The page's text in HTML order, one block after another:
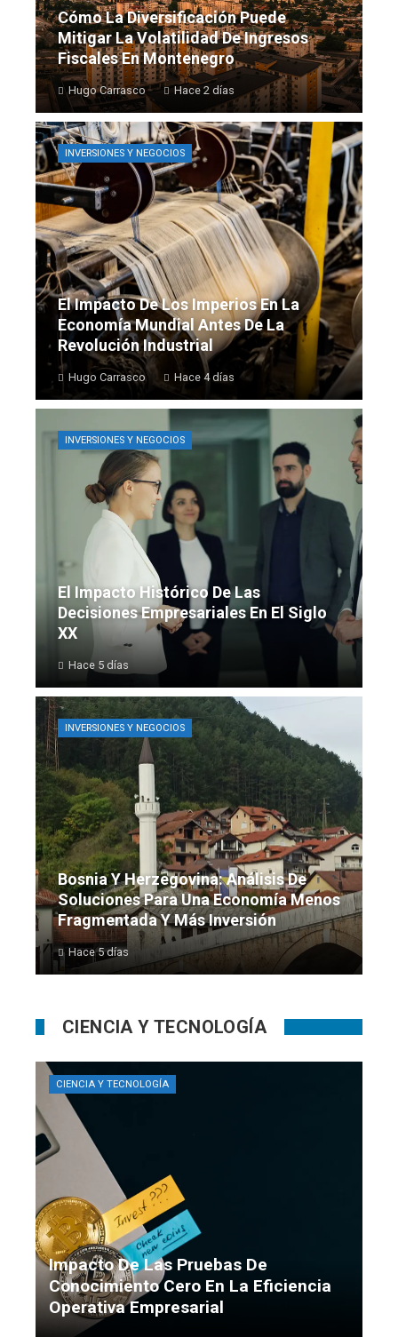
Cómo La Diversificación Puede
Mitigar La Volatilidad De Ingresos
Fiscales En Montenegro
Hugo Carrasco Hace 2 días
INVERSIONES Y NEGOCIOS
El Impacto De Los Imperios En La
Economía Mundial Antes De La
Revolución Industrial
Hugo Carrasco Hace 4 días
INVERSIONES Y NEGOCIOS
El Impacto Histórico De Las
Decisiones Empresariales En El Siglo
XX
Hace 5 días
INVERSIONES Y NEGOCIOS
Bosnia Y Herzegovina: Análisis De
Soluciones Para Una Economía Menos
Fragmentada Y Más Inversión
Hace 5 días
CIENCIA Y TECNOLOGÍA
Impacto De Las Pruebas De
Conocimiento Cero En La Eficiencia
Operativa Empresarial
CIENCIA Y TECNOLOGÍA